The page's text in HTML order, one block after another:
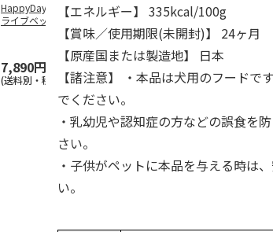
HappyDays 2wayド
ライブベッド グレ
7,890円
(送料別・税込)
獣医師開発 ニオイ
をとる砂専用 猫ト
イレ ナチュラルグ
1,550円
(送料別・税込)
デオトイレ 飛び
らない消臭・抗
ンド 4L
1,320円
(送料別・税込)
【エネルギー】 335kcal/100g
【賞味／使用期限(未開封)】 24ヶ月
【原産国または製造地】 日本
【諸注意】 ・本品は犬用のフードで
でください。
・乳幼児や認知症の方などの誤食を
さい。
・子供がペットに本品を与える時は
い。